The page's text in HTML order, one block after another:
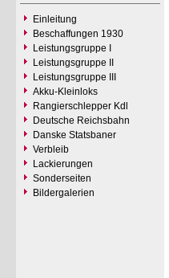
Einleitung
Beschaffungen 1930
Leistungsgruppe I
Leistungsgruppe II
Leistungsgruppe III
Akku-Kleinloks
Rangierschlepper Kdl
Deutsche Reichsbahn
Danske Statsbaner
Verbleib
Lackierungen
Sonderseiten
Bildergalerien